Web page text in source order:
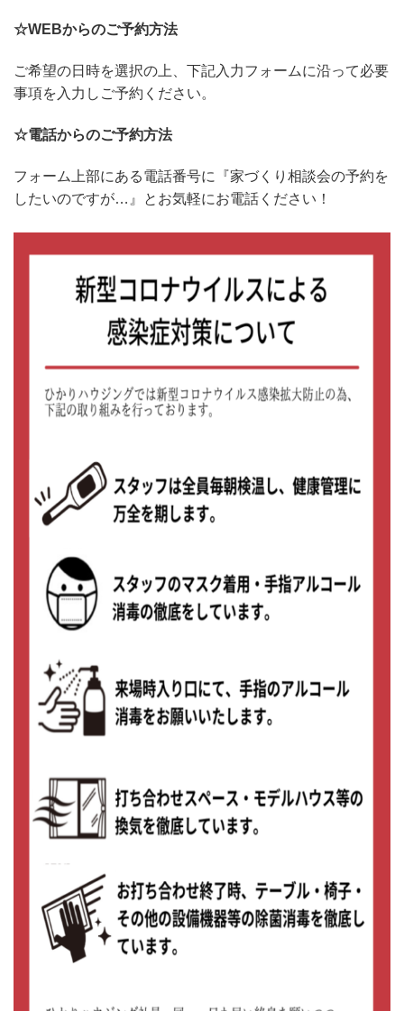
☆WEBからのご予約方法
ご希望の日時を選択の上、下記入力フォームに沿って必要
事項を入力しご予約ください。
☆電話からのご予約方法
フォーム上部にある電話番号に『家づくり相談会の予約を
したいのですが…』とお気軽にお電話ください！